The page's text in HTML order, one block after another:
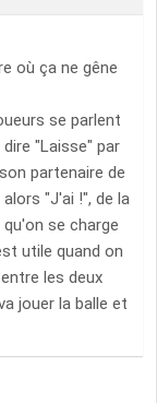
où ça ne gêne
se parlent
"Laisse" par
partenaire de
"J'ai !", de la
se charge
utile quand on
les deux
jouer la balle et